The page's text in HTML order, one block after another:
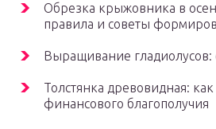
Обрезка крыжовника в
правила и советы
Выращивание гладиолусов:
Толстянка древовидная:
финансового благополучия